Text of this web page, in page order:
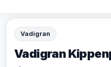
Vadigran
Vadigran